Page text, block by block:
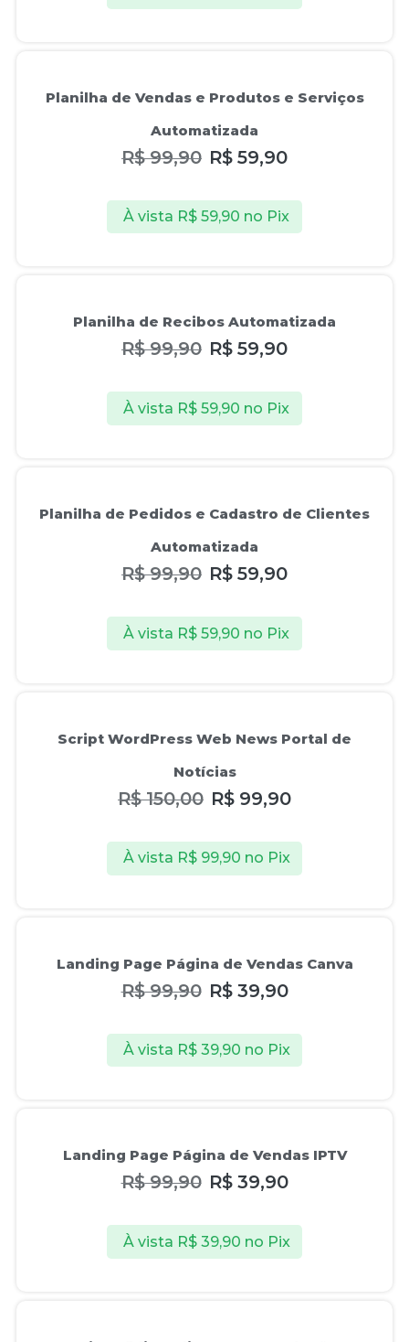
Planilha de Vendas e Produtos e Serviços
Automatizada
R$99,90 R$ 59,90
À vista R$ 59,90 no Pix
Planilha de Recibos Automatizada
R$99,90 R$ 59,90
À vista R$ 59,90 no Pix
Planilha de Pedidos e Cadastro de Clientes
Automatizada
R$99,90 R$ 59,90
À vista R$ 59,90 no Pix
Script WordPress Web News Portal de
Notícias
R$150,00 R$ 99,90
À vista R$99,90 no Pix
Landing Page Página de Vendas Canva
R$99,90 R$39,90
À vista R$39,90 no Pix
Landing Page Página de Vendas IPTV
R$99,90 R$39,90
À vista R$39,90 no Pix